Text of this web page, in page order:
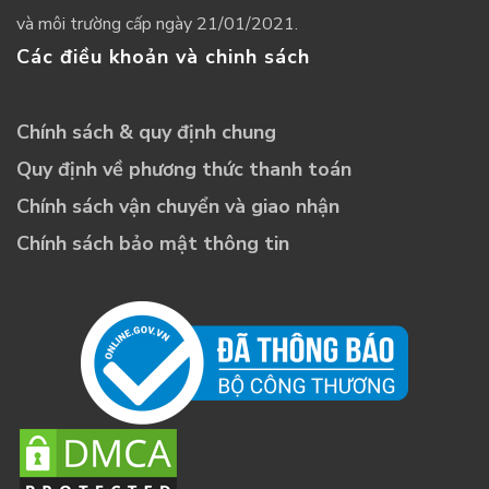
và môi trường cấp ngày 21/01/2021.
Các điều khoản và chinh sách
Chính sách & quy định chung
Quy định về phương thức thanh toán
Chính sách vận chuyển và giao nhận
Chính sách bảo mật thông tin